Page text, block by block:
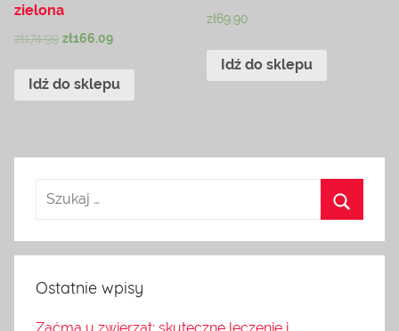
zielona
zł174.99 zł166.09
Idź do sklepu
zł69.90
Idź do sklepu
Ostatnie wpisy